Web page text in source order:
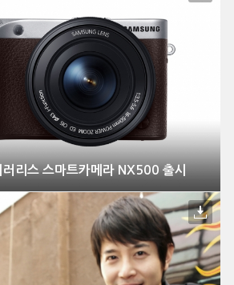
리스 스마트카메라 NX500 출시